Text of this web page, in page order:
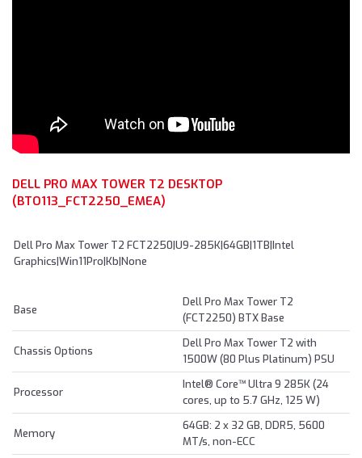
DELL PRO MAX TOWER T2 DESKTOP
(BTO113_FCT2250_EMEA)
Dell Pro Max Tower T2 FCT2250|U9-285K|64GB|1TB|Intel
Graphics|Win11Pro|Kb|None
Base
Dell Pro Max Tower T2
(FCT2250) BTX Base
Chassis Options
Dell Pro Max Tower T2 with
1500W (80 Plus Platinum) PSU
Processor
Intel® Core™ Ultra 9 285K (24
cores, up to 5.7 GHz, 125 W)
Memory
64GB: 2 x 32 GB, DDR5, 5600
MT/s, non-ECC